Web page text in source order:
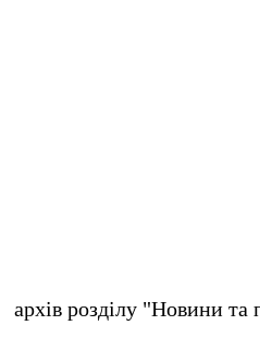
архів розділу "Новини та